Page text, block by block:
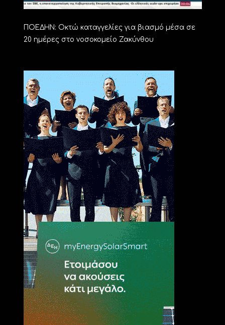
ΠΟΕΔΗΝ: Οκτώ καταγγελίες για βιασμό μέσα σε
20 ημέρες στο νοσοκομείο Ζακύνθου